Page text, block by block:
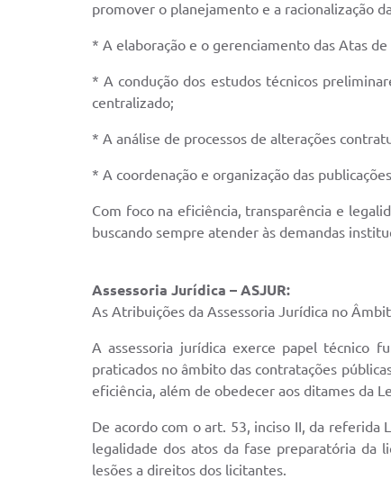
promover o planejamento e a racionalização
* A elaboração e o gerenciamento das Atas
* A condução dos estudos técnicos
centralizado;
* A análise de processos de alterações
* A coordenação e organização das
Com foco na eficiência, transparência e
buscando sempre atender às demandas
Assessoria Jurídica – ASJUR:
As Atribuições da Assessoria Jurídica no
A assessoria jurídica exerce papel técnico
praticados no âmbito das contratações
eficiência, além de obedecer aos ditames da
De acordo com o art. 53, inciso II, da
legalidade dos atos da fase preparatória da
lesões a direitos dos licitantes.